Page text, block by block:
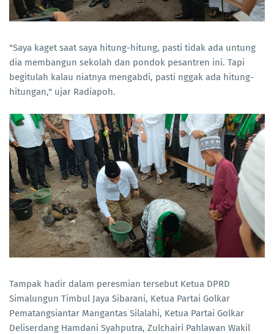
"Saya kaget saat saya hitung-hitung, pasti tidak ada untung
dia membangun sekolah dan pondok pesantren ini. Tapi
begitulah kalau niatnya mengabdi, pasti nggak ada hitung-
hitungan," ujar Radiapoh.
Tampak hadir dalam peresmian tersebut Ketua DPRD
Simalungun Timbul Jaya Sibarani, Ketua Partai Golkar
Pematangsiantar Mangantas Silalahi, Ketua Partai Golkar
Deliserdang Hamdani Syahputra, Zulchairi Pahlawan Wakil